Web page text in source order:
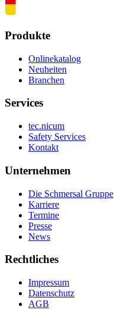
Produkte
Onlinekatalog
Neuheiten
Branchen
Services
tec.nicum
Safety Services
Kontakt
Unternehmen
Die Schmersal Gruppe
Karriere
Termine
Presse
News
Rechtliches
Impressum
Datenschutz
AGB